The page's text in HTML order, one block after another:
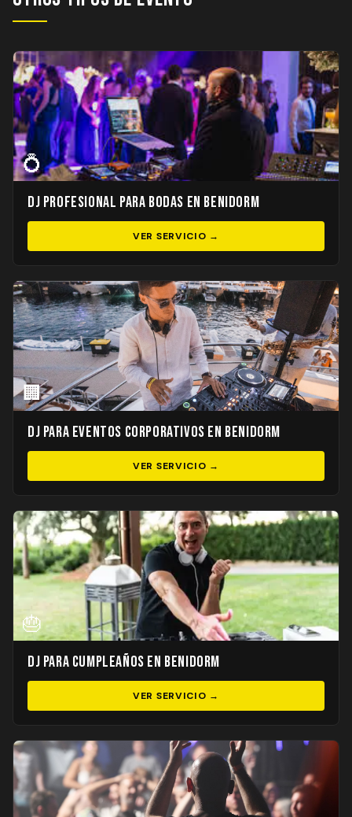
💍
DJ Profesional para Bodas en Benidorm
VER SERVICIO →
🏢
DJ para Eventos Corporativos en Benidorm
VER SERVICIO →
🎂
DJ para Cumpleaños en Benidorm
VER SERVICIO →